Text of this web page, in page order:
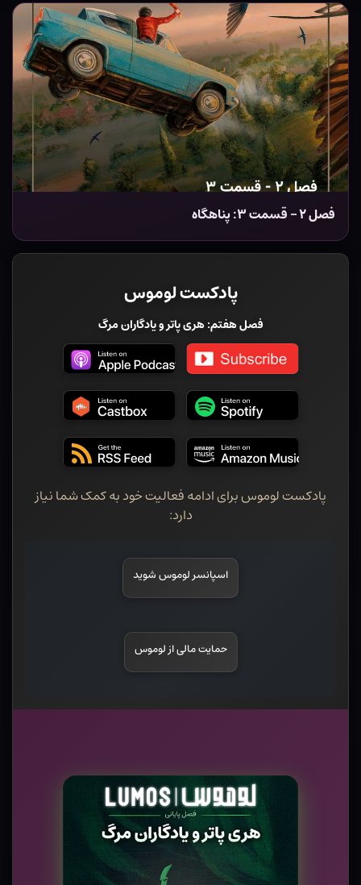
فصل ۲ – قسمت ۳: پناهگاه
پادکست لوموس
فصل هفتم: هری پاتر و یادگاران مرگ
پادکست لوموس برای ادامه فعالیت خود به کمک شما نیاز
دارد:
اسپانسر لوموس شوید
حمایت مالی از لوموس